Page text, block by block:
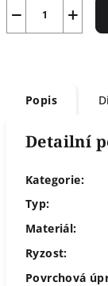
+
−
Popis
Detailní
Kategorie:
Typ:
Materiál:
Ryzost:
Povrchová